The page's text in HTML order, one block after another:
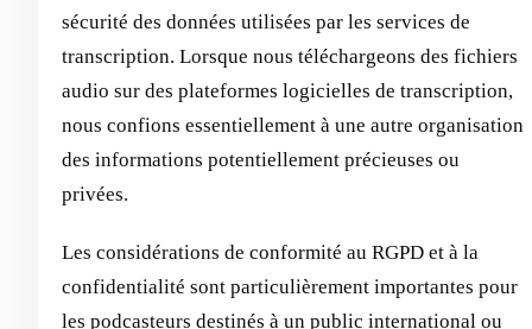
sécurité des données utilisées par les services de
transcription. Lorsque nous téléchargeons des fichiers
audio sur des plateformes logicielles de transcription,
nous confions essentiellement à une autre organisation
des informations potentiellement précieuses ou
privées.
Les considérations de conformité au RGPD et à la
confidentialité sont particulièrement importantes pour
les podcasteurs destinés à un public international ou